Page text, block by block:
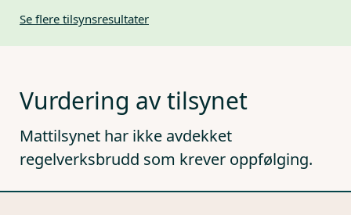
Se flere tilsynsresultater
Vurdering av tilsynet
Mattilsynet har ikke avdekket
regelverksbrudd som krever oppfølging.